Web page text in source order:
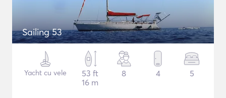
Sailing 53
Yacht cu vele
53 ft
16 m
8 4 5